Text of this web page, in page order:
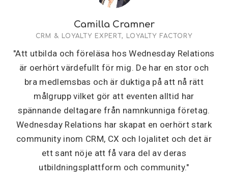
Camilla Cramner
CRM & LOYALTY EXPERT, LOYALTY FACTORY
"Att utbilda och föreläsa hos Wednesday Relations
är oerhört värdefullt för mig. De har en stor och
bra medlemsbas och är duktiga på att nå rätt
målgrupp vilket gör att eventen alltid har
spännande deltagare från namnkunniga företag.
Wednesday Relations har skapat en oerhört stark
community inom CRM, CX och lojalitet och det är
ett sant nöje att få vara del av deras
utbildningsplattform och community."